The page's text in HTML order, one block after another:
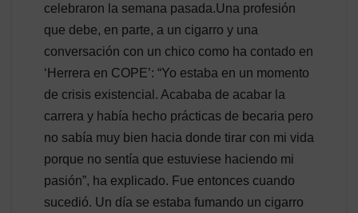
celebraron la semana pasada.Una profesión
que debe, en parte, a un cigarro y una
conversación con un chico como ha contado en
‘Herrera en COPE’: “Yo estaba en un momento
de crisis existencial. Acababa de acabar la
carrera y había hecho prácticas de becaria pero
no sabía muy bien hacia donde tirar con mi vida
porque no sentía que estuviese haciendo mi
pasión”, ha explicado. Fue entonces cuando
sucedió. Un día se estaba fumando un cigarro